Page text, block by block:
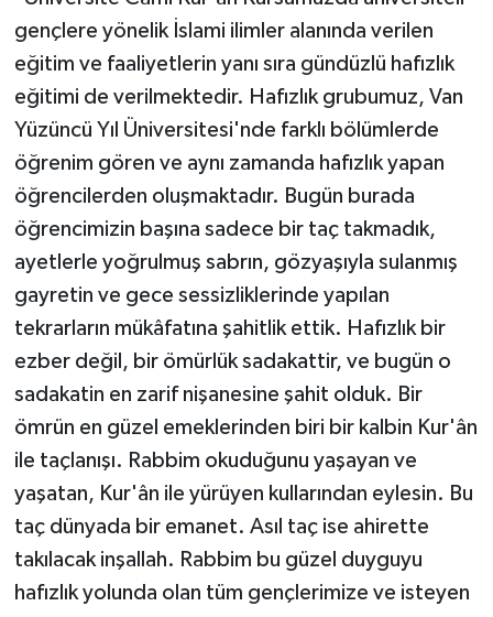
gençlere yönelik İslami ilimler alanında verilen
eğitim ve faaliyetlerin yanı sıra gündüzlü hafızlık
eğitimi de verilmektedir. Hafızlık grubumuz, Van
Yüzüncü Yıl Üniversitesi'nde farklı bölümlerde
öğrenim gören ve aynı zamanda hafızlık yapan
öğrencilerden oluşmaktadır. Bugün burada
öğrencimizin başına sadece bir taç takmadık,
ayetlerle yoğrulmuş sabrın, gözyaşıyla sulanmış
gayretin ve gece sessizliklerinde yapılan
tekrarların mükâfatına şahitlik ettik. Hafızlık bir
ezber değil, bir ömürlük sadakattir, ve bugün o
sadakatin en zarif nişanesine şahit olduk. Bir
ömrün en güzel emeklerinden biri bir kalbin Kur'ân
ile taçlanışı. Rabbim okuduğunu yaşayan ve
yaşatan, Kur'ân ile yürüyen kullarından eylesin. Bu
taç dünyada bir emanet. Asıl taç ise ahirette
takılacak inşallah. Rabbim bu güzel duyguyu
hafızlık yolunda olan tüm gençlerimize ve isteyen